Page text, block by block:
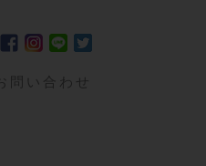
お問い合わせ